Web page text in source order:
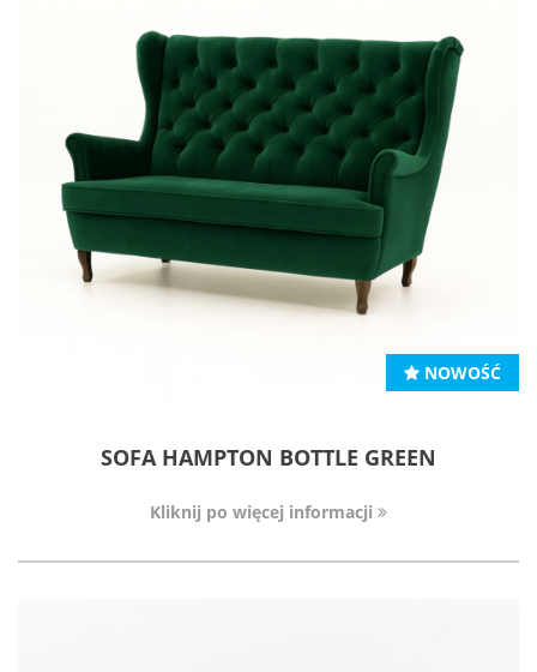
NOWOŚĆ
SOFA HAMPTON BOTTLE GREEN
Kliknij po więcej informacji